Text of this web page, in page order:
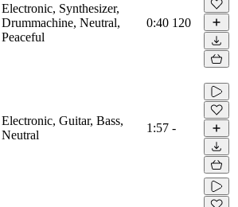
Electronic, Synthesizer,
Drummachine, Neutral,
Peaceful
0:40 120
Electronic, Guitar, Bass,
Neutral
1:57 -